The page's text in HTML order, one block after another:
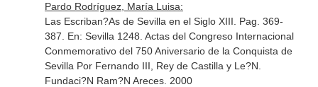
Pardo Rodríguez, María Luisa:
Las Escriban?As de Sevilla en el Siglo XIII. Pag. 369-
387. En: Sevilla 1248. Actas del Congreso Internacional
Conmemorativo del 750 Aniversario de la Conquista de
Sevilla Por Fernando III, Rey de Castilla y Le?N
Fundaci?N Ram?N Areces. 2000